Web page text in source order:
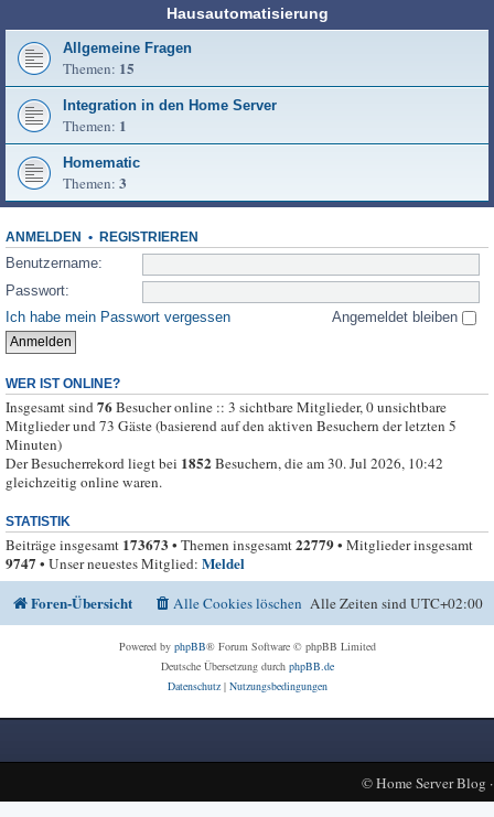
Hausautomatisierung
Allgemeine Fragen
Themen: 15
Integration in den Home Server
Themen: 1
Homematic
Themen: 3
ANMELDEN • REGISTRIEREN
Benutzername:
Passwort:
Ich habe mein Passwort vergessen
Angemeldet bleiben
WER IST ONLINE?
Insgesamt sind76Besucher online :: 3 sichtbare Mitglieder, 0 unsichtbare
Mitglieder und 73 Gäste (basierend auf den aktiven Besuchern der letzten 5
Minuten)
Der Besucherrekord liegt bei 1852Besuchern, die am 30. Jul 2026, 10:42
gleichzeitig online waren.
STATISTIK
Beiträge insgesamt 173673 • Themen insgesamt22779• Mitglieder insgesamt
9747• Unser neuestes Mitglied: Meldel
Foren-Übersicht
Alle Zeiten sindUTC+02:00
Alle Cookies löschen
Powered by phpBB® Forum Software © phpBB Limited
Deutsche Übersetzung durch phpBB.de
Datenschutz| Nutzungsbedingungen
©Home Server Blog